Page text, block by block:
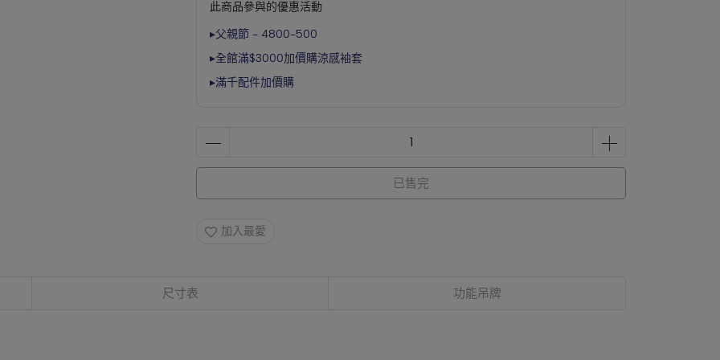
此商品參與的優惠活動
▸父親節 - 4800-500
▸全館滿$3000加價購涼感袖套
▸滿千配件加價購
已售完
加入最愛
尺寸表 功能吊牌